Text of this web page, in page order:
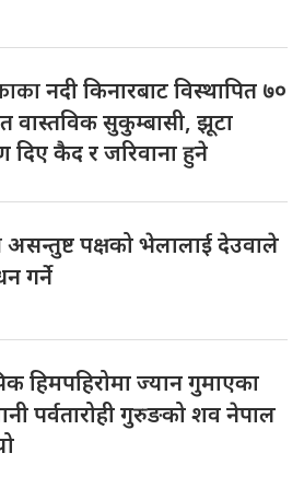
नदी किनारबाट विस्थापित ७०
वास्तविक सुकुम्बासी, झूटा
दिए कैद र जरिवाना हुने
असन्तुष्ट पक्षको भेलालाई देउवाले
गर्ने
हिमपहिरोमा ज्यान गुमाएका
पर्वतारोही गुरुङको शव नेपाल